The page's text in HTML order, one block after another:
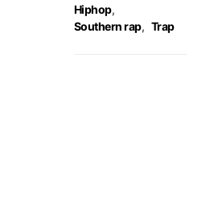
Hiphop,
Southern rap, Trap